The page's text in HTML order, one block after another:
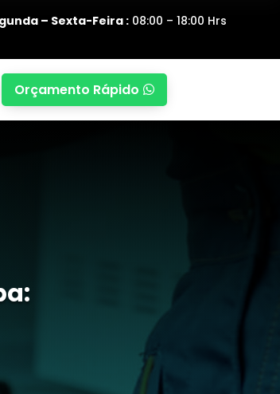
– Sexta-Feira :08:00 – 18:00 Hrs
Orçamento Rápido 